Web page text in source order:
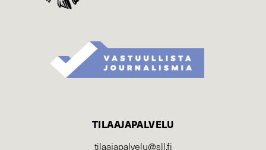
TILAAJAPALVELU
tilaajapalvelu@sll.fi